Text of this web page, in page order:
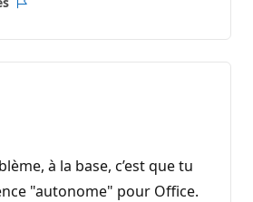
à la base, c’est que tu
"autonome" pour Office.